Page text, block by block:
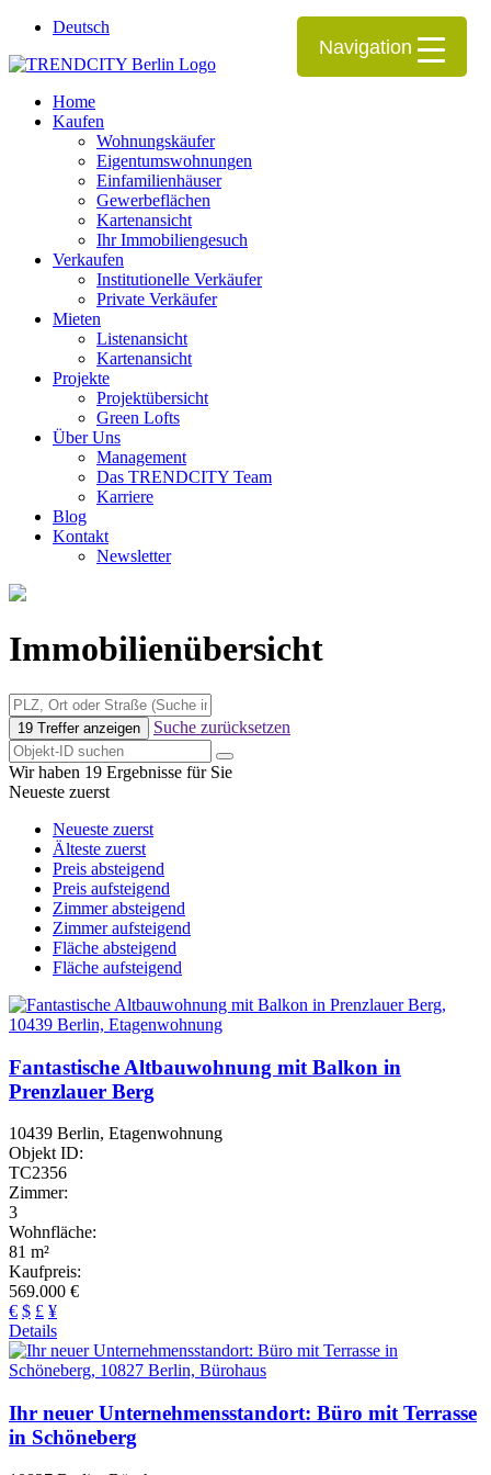
Deutsch
Home
Kaufen
Wohnungskäufer
Eigentumswohnungen
Einfamilienhäuser
Gewerbeflächen
Kartenansicht
Ihr Immobiliengesuch
Verkaufen
Institutionelle Verkäufer
Private Verkäufer
Mieten
Listenansicht
Kartenansicht
Projekte
Projektübersicht
Green Lofts
Über Uns
Management
Das TRENDCITY Team
Karriere
Blog
Kontakt
Newsletter
Immobilienübersicht
19 Treffer anzeigen Suche zurücksetzen
Wir haben 19 Ergebnisse für Sie
Neueste zuerst
Neueste zuerst
Älteste zuerst
Preis absteigend
Preis aufsteigend
Zimmer absteigend
Zimmer aufsteigend
Fläche absteigend
Fläche aufsteigend
Fantastische Altbauwohnung mit Balkon in
Prenzlauer Berg
10439 Berlin, Etagenwohnung
Objekt ID:
TC2356
Zimmer:
3
Wohnfläche:
81 m²
Kaufpreis:
569.000 €
€ $ £ ¥
Details
Ihr neuer Unternehmensstandort: Büro mit Terrasse
in Schöneberg
Navigation